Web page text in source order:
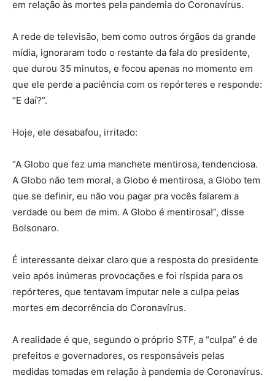
em relação às mortes pela pandemia do Coronavírus.
A rede de televisão, bem como outros órgãos da grande
mídia, ignoraram todo o restante da fala do presidente,
que durou 35 minutos, e focou apenas no momento em
que ele perde a paciência com os repórteres e responde:
“E daí?”.
Hoje, ele desabafou, irritado:
“A Globo que fez uma manchete mentirosa, tendenciosa.
A Globo não tem moral, a Globo é mentirosa, a Globo tem
que se definir, eu não vou pagar pra vocês falarem a
verdade ou bem de mim. A Globo é mentirosa!”, disse
Bolsonaro.
É interessante deixar claro que a resposta do presidente
veio após inúmeras provocações e foi ríspida para os
repórteres, que tentavam imputar nele a culpa pelas
mortes em decorrência do Coronavírus.
A realidade é que, segundo o próprio STF, a “culpa” é de
prefeitos e governadores, os responsáveis pelas
medidas tomadas em relação à pandemia de Coronavírus.